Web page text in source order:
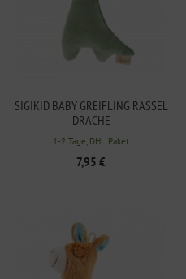
SIGIKID BABY GREIFLING RASSEL
DRACHE
1-2 Tage, DHL Paket
7,95 €